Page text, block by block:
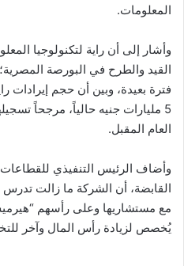
المعلومات.
وأشار إلى أن راية لتكنولوجيا
القيد والطرح في البورصة
فترة بعيدة، وبين أن حجم إيرادات
العام المقبل.
وأضاف الرئيس التنفيذي
القابضة، أن الشركة ما زالت
مع مستشاريها وعلى رأسهم
يُخصص لزيادة رأس المال وآخر